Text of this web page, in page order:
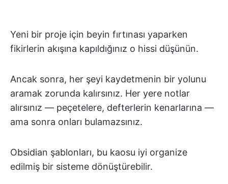
Yeni bir proje için beyin fırtınası yaparken
fikirlerin akışına kapıldığınız o hissi düşünün.
Ancak sonra, her şeyi kaydetmenin bir yolunu
aramak zorunda kalırsınız. Her yere notlar
alırsınız — peçetelere, defterlerin kenarlarına —
ama sonra onları bulamazsınız.
Obsidian şablonları, bu kaosu iyi organize
edilmiş bir sisteme dönüştürebilir.